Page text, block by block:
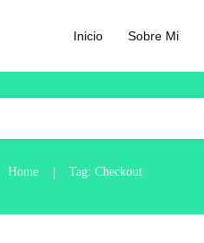
Inicio Sobre Mi
Home | Tag: Checkout